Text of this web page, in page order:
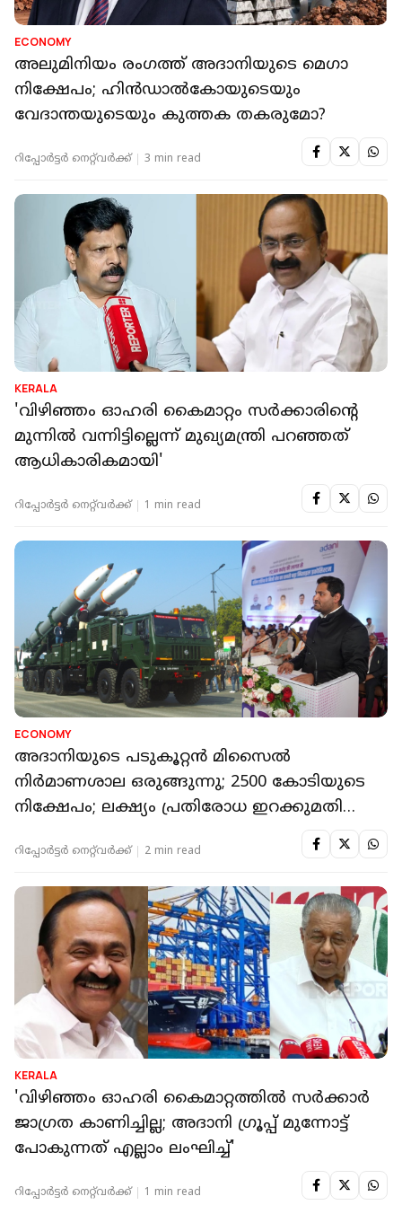
ECONOMY
അലുമിനിയം രംഗത്ത് അദാനിയുടെ മെഗാ
നിക്ഷേപം; ഹിന്‍ഡാല്‍കോയുടെയും
വേദാന്തയുടെയും കുത്തക തകരുമോ?
റിപ്പോർട്ടർ നെറ്റ്‌വര്‍ക്ക്‌ 3 min read
KERALA
'വിഴിഞ്ഞം ഓഹരി കൈമാറ്റം സർക്കാരിന്റെ
മുന്നിൽ വന്നിട്ടില്ലെന്ന് മുഖ്യമന്ത്രി പറഞ്ഞത്
ആധികാരികമായി'
റിപ്പോർട്ടർ നെറ്റ്‌വര്‍ക്ക്‌ 1 min read
ECONOMY
അദാനിയുടെ പടുകൂറ്റൻ മിസൈൽ
നിർമാണശാല ഒരുങ്ങുന്നു; 2500 കോടിയുടെ
നിക്ഷേപം; ലക്ഷ്യം പ്രതിരോധ ഇറക്കുമതി
റിപ്പോർട്ടർ നെറ്റ്‌വര്‍ക്ക്‌ 2 min read
KERALA
'വിഴിഞ്ഞം ഓഹരി കൈമാറ്റത്തിൽ സർക്കാർ
ജാഗ്രത കാണിച്ചില്ല; അദാനി ഗ്രൂപ്പ് മുന്നോട്ട്
പോകുന്നത് എല്ലാം ലംഘിച്ച്'
റിപ്പോർട്ടർ നെറ്റ്‌വര്‍ക്ക്‌ 1 min read